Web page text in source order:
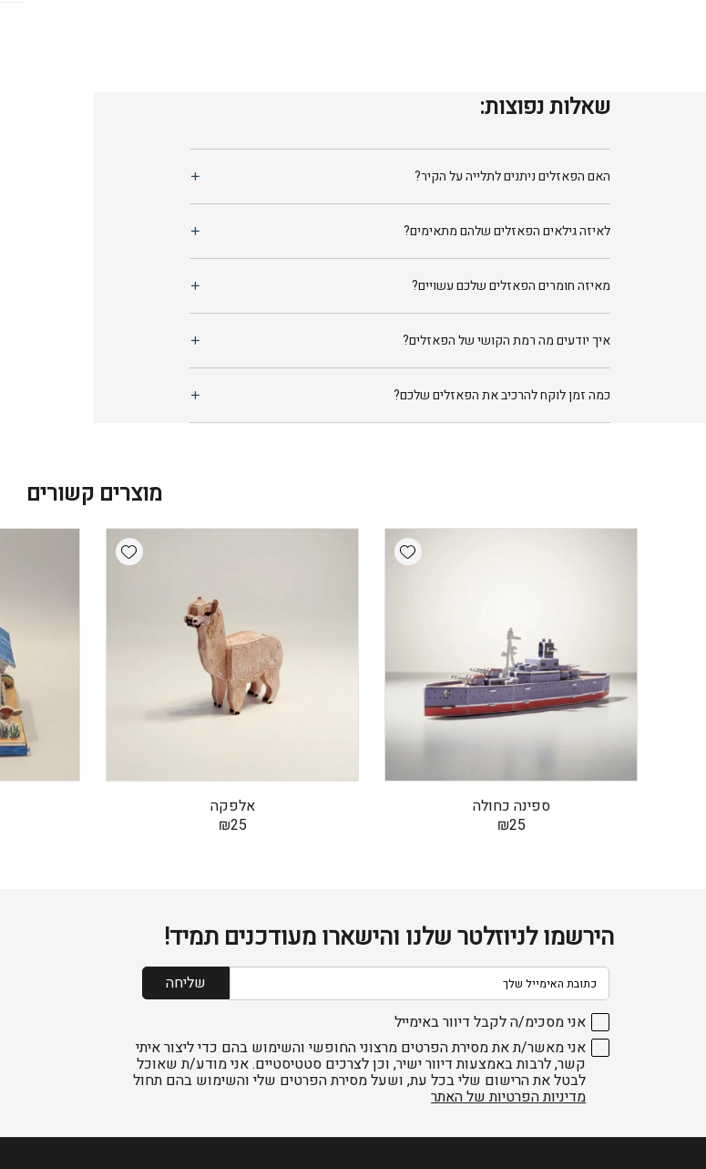
שאלות נפוצות:
האם הפאזלים ניתנים לתלייה על הקיר?
לאיזה גילאים הפאזלים שלהם מתאימים?
מאיזה חומרים הפאזלים שלכם עשויים?
איך יודעים מה רמת הקושי של הפאזלים?
כמה זמן לוקח להרכיב את הפאזלים שלכם?
מוצרים קשורים
Add wishlist
ספינה כחולה
₪25
Add wishlist
אלפקה
₪25
הירשמו לניוזלטר שלנו והישארו מעודכנים תמיד!
דוא׳׳ל
שליחה
אני מסכימ/ה לקבל דיוור באימייל
אני מאשר/ת את מסירת הפרטים מרצוני החופשי והשימוש בהם כדי ליצור איתי
קשר, לרבות באמצעות דיוור ישיר, וכן לצרכים סטטיסטיים. אני מודע/ת שאוכל
לבטל את הרישום שלי בכל עת, ושעל מסירת הפרטים שלי והשימוש בהם תחול
מדיניות הפרטיות של האתר